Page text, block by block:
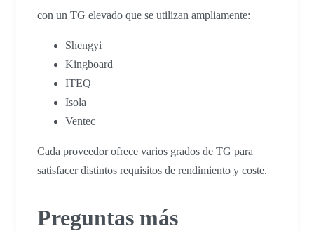
con un TG elevado que se utilizan ampliamente:
Shengyi
Kingboard
ITEQ
Isola
Ventec
Cada proveedor ofrece varios grados de TG para
satisfacer distintos requisitos de rendimiento y coste.
Preguntas más